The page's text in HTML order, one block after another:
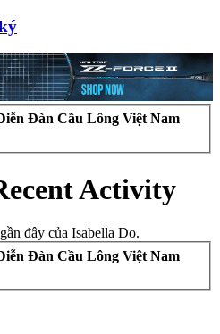
Đàn Cầu Lông Việt Nam
Activity
đây của Isabella Do.
Đàn Cầu Lông Việt Nam